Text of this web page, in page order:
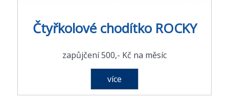
Čtyřkolové chodítko ROCKY
zapůjčení 500,- Kč na měsíc
více